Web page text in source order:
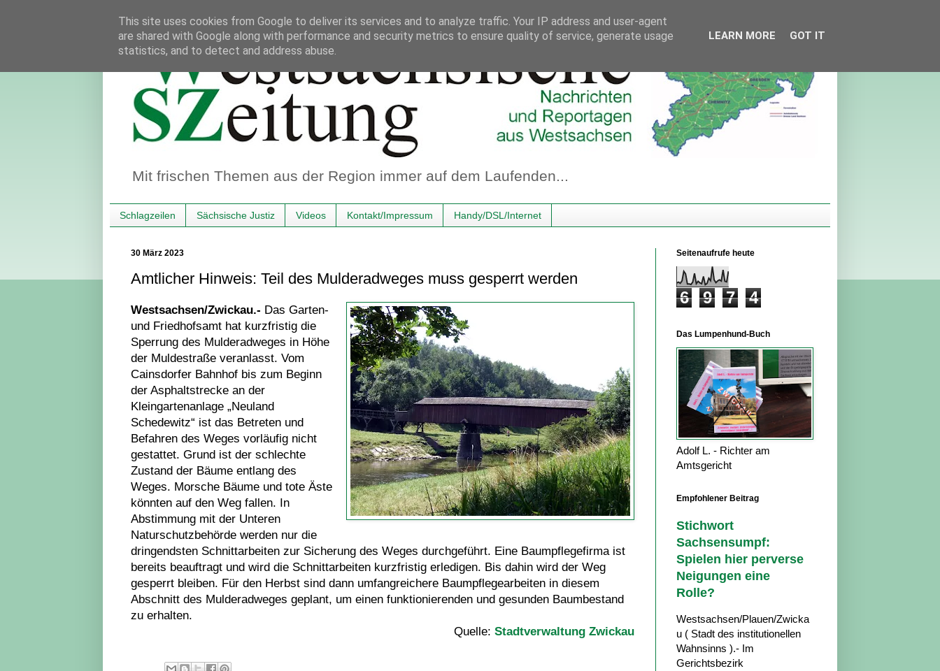
Mit frischen Themen aus der Region immer auf dem Laufenden...
Schlagzeilen Sächsische Justiz Videos Kontakt/Impressum Handy/DSL/Internet
30 März 2023
Amtlicher Hinweis: Teil des Mulderadweges muss gesperrt werden
Westsachsen/Zwickau.- Das Garten-
und Friedhofsamt hat kurzfristig die
Sperrung des Mulderadweges in Höhe
der Muldestraße veranlasst. Vom
Cainsdorfer Bahnhof bis zum Beginn
der Asphaltstrecke an der
Kleingartenanlage „Neuland
Schedewitz“ ist das Betreten und
Befahren des Weges vorläufig nicht
gestattet. Grund ist der schlechte
Zustand der Bäume entlang des
Weges. Morsche Bäume und tote Äste
könnten auf den Weg fallen. In
Abstimmung mit der Unteren
Naturschutzbehörde werden nur die
dringendsten Schnittarbeiten zur Sicherung des Weges durchgeführt. Eine Baumpflegefirma ist
bereits beauftragt und wird die Schnittarbeiten kurzfristig erledigen. Bis dahin wird der Weg
gesperrt bleiben. Für den Herbst sind dann umfangreichere Baumpflegearbeiten in diesem
Abschnitt des Mulderadweges geplant, um einen funktionierenden und gesunden Baumbestand
zu erhalten.
Quelle: Stadtverwaltung Zwickau
Seitenaufrufe heute
6 9 7 4
Das Lumpenhund-Buch
Adolf L. - Richter am
Amtsgericht
Empfohlener Beitrag
Stichwort
Sachsensumpf:
Spielen hier perverse
Neigungen eine
Rolle?
Westsachsen/Plauen/Zwicka
u ( Stadt des institutionellen
Wahnsinns ).- Im
Gerichtsbezirk
This site uses cookies from Google to deliver its services and to analyze traffic. Your IP address and user-agent
are shared with Google along with performance and security metrics to ensure quality of service, generate usage
statistics, and to detect and address abuse.
LEARN MORE GOT IT